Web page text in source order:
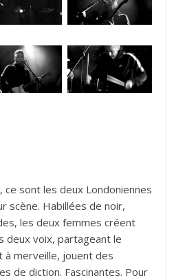
ce sont les deux Londoniennes
scène. Habillées de noir,
les deux femmes créent
deux voix, partageant le
à merveille, jouent des
de diction. Fascinantes. Pour